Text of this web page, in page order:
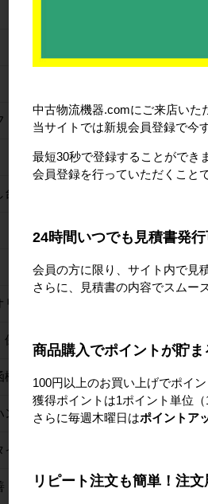
トスロープ
車
コン
冷ボックス
ンドパレット
ヤ
中古物流機器.comにご来店いた
当サイトでは新規会員登録で今
最短30秒で登録することができ
会員登録を行っていただくこと
24時間いつでも見積書発
会員の方に限り、サイト内で見
さらに、見積書の内容でスムー
商品購入でポイントが貯ま
100円以上のお買い上げでポイン
獲得ポイントは1ポイント単位
さらに毎週木曜日はポイントア
リピート注文も簡単！注文